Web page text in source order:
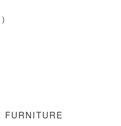
FURNITURE